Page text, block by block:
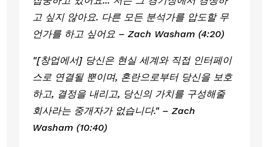
고 싶지 않아요. 다른 모든 분석가를 압도할 무
언가를 하고 싶어요 – Zach Washam (4:20)
"[창업에서] 당신은 현실 세계와 직접 인터페이
스로 연결될 뿐이며, 혼란으로부터 당신을 보호
하고, 결정을 내리고, 당신의 가치를 구성해줄
회사라는 중개자가 없습니다." – Zach
Washam (10:40)